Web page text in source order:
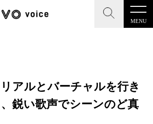
MENU
CLOSE
CLOSE
にする”音楽特化メディア
アルとバーチャルを行き
鋭い歌声でシーンのど真